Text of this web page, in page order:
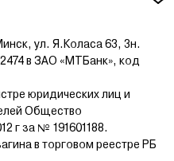
тихо, чтобы не вызывать
от типа питания
что позволяет подобрать
для бытового, так и для
Кроме того, бензокоса
времени на кошение за
– до 44 см. Ну а за качество
вращения триммерной
ул. Я.Коласа 63, 3н.
в ЗАО «МТБанк», код
юридических лиц и
Общество
г за № 191601188.
в торговом реестре РБ